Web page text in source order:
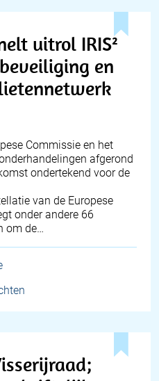
uitrol IRIS²
en
Commissie en het
afgerond
ondertekend voor de
van de Europese
onder andere 66
om de…